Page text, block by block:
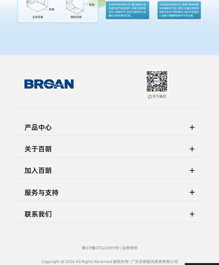
官方微信
产品中心
关于百朗
加入百朗
服务与支持
联系我们
粤ICP备07022999号 | 法律申明
Copyright @ 2026 All Rights Reserved 版权所有: 广东百朗新风系统有限公司